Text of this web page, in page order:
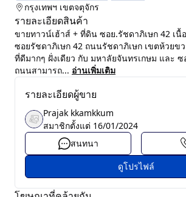
กรุงเทพฯ เขตจตุจักร
รายละเอียดสินค้า
ขายทาวน์เฮ้าส์ + ที่ดิน ซอย.รัชดาภิเษก 42 เนื้
ซอยรัชดาภิเษก 42 ถนนรัชดาภิเษก เขตห้วยข
ที่ดีมากๆ ฝั่งเดียว กับ มหาลัยจันทรเกษม และ
ถนนสามารถ... อ่านเพิ่มเติม
รายละเอียดผู้ขาย
Prajak kkamkkum
สมาชิกตั้งแต่ 16/01/2024
สนทนา
ดูโปรไฟล์